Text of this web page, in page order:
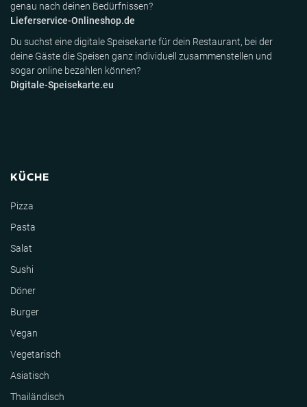
genau nach deinen Bedürfnissen?
Lieferservice-Onlineshop.de
Du suchst eine digitale Speisekarte für dein Restaurant, bei der
deine Gäste die Speisen ganz individuell zusammenstellen und
sogar online bezahlen können?
Digitale-Speisekarte.eu
KÜCHE
Pizza
Pasta
Salat
Sushi
Döner
Burger
Vegan
Vegetarisch
Asiatisch
Thailändisch